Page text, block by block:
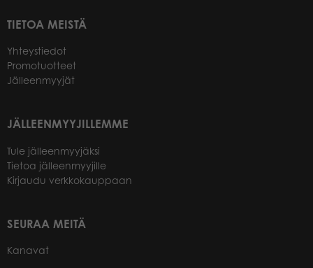
TIETOA MEISTÄ
Yhteystiedot
Promotuotteet
Jälleenmyyjät
JÄLLEENMYYJILLEMME
Tule jälleenmyyjäksi
Tietoa jälleenmyyjille
Kirjaudu verkkokauppaan
SEURAA MEITÄ
Kanavat